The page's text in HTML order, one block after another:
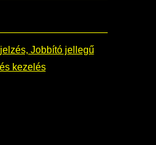
Jobbító jellegű
kezelés